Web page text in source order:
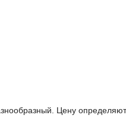
Цену определяют